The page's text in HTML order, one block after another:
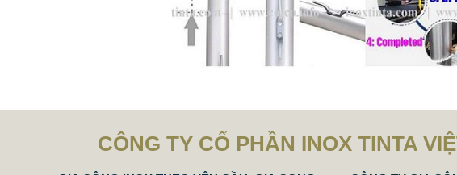
CÔNG TY CỔ PHẦN INOX TINTA